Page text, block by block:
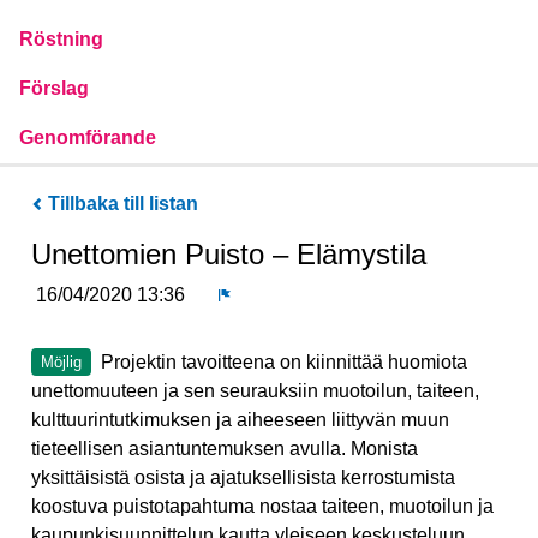
Röstning
Förslag
Genomförande
Tillbaka till listan
Unettomien Puisto – Elämystila
16/04/2020 13:36
Möjlig
Projektin tavoitteena on kiinnittää huomiota
unettomuuteen ja sen seurauksiin muotoilun, taiteen,
kulttuurintutkimuksen ja aiheeseen liittyvän muun
tieteellisen asiantuntemuksen avulla. Monista
yksittäisistä osista ja ajatuksellisista kerrostumista
koostuva puistotapahtuma nostaa taiteen, muotoilun ja